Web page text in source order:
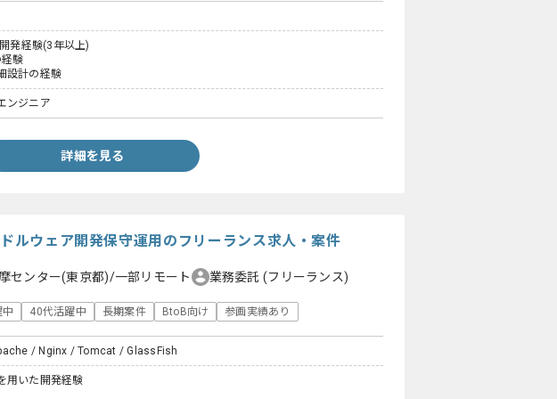
発経験(3年以上)
験
設計の経験
ンジニア
詳細を見る
ルウェア開発保守運用のフリーランス求人・案件
センター(東京都)/一部リモート 業務委託 (フリーランス)
40代活躍中 長期案件 BtoB向け 参画実績あり
/ Nginx / Tomcat / GlassFish
用いた開発経験